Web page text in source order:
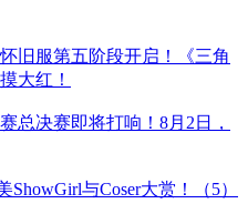
旧服第五阶段开启！《三角
大红！
总决赛即将打响！8月2日，
与Coser大赏！（5）